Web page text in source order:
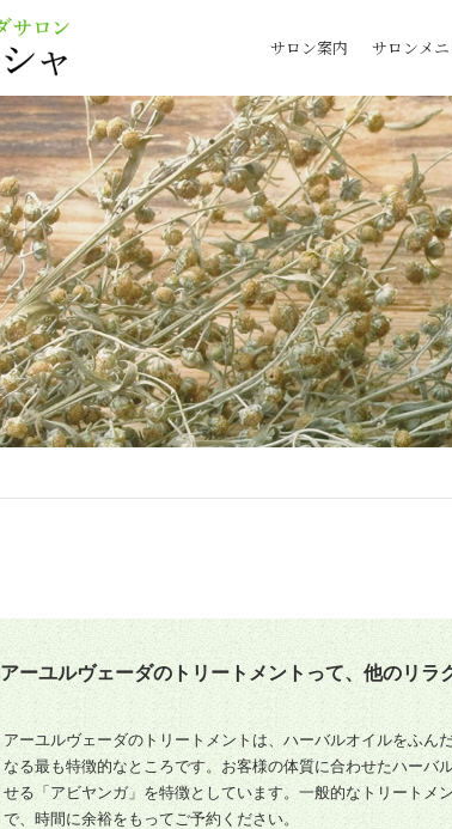
サロン案内 サロンメ
アーユルヴェーダのトリートメントって、他のリ
アーユルヴェーダのトリートメントは、ハーバルオイルをふ
なる最も特徴的なところです。お客様の体質に合わせたハーバ
せる「アビヤンガ」を特徴としています。一般的なトリート
で、時間に余裕をもってご予約ください。